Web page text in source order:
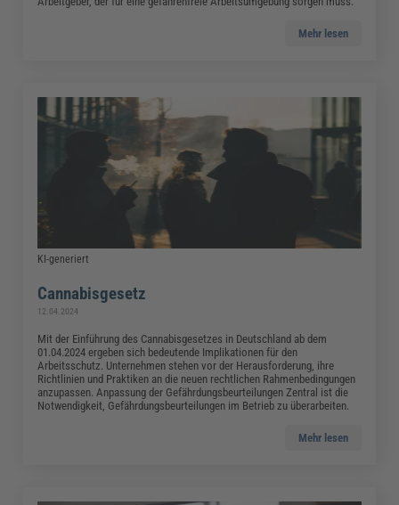
Mehr lesen
KI-generiert
Cannabisgesetz
12.04.2024
Mit der Einführung des Cannabisgesetzes in Deutschland ab dem
01.04.2024 ergeben sich bedeutende Implikationen für den
Arbeitsschutz. Unternehmen stehen vor der Herausforderung, ihre
Richtlinien und Praktiken an die neuen rechtlichen Rahmenbedingungen
anzupassen. Anpassung der Gefährdungsbeurteilungen Zentral ist die
Notwendigkeit, Gefährdungsbeurteilungen im Betrieb zu überarbeiten.
Mehr lesen